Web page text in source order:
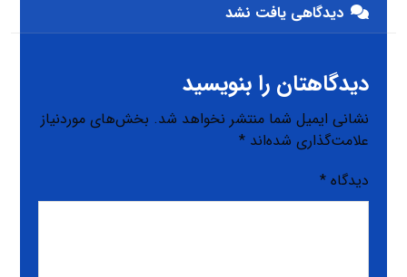
دیدگاهی یافت نشد
دیدگاهتان را بنویسید
نشانی ایمیل شما منتشر نخواهد شد. بخش‌های موردنیاز
علامت‌گذاری شده‌اند*
دیدگاه*